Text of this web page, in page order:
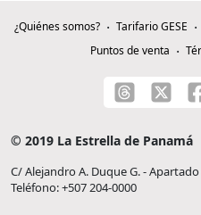
¿Quiénes somos? Tarifario GESE
Puntos de venta
© 2019 La Estrella de Panamá
C/ Alejandro A. Duque G. -
Teléfono: +507 204-0000